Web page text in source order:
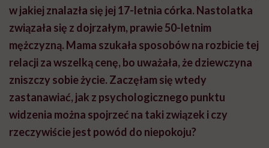
w jakiej znalazła się jej 17-letnia córka. Nastolatka
związała się z dojrzałym, prawie 50-letnim
mężczyzną. Mama szukała sposobów na rozbicie tej
relacji za wszelką cenę, bo uważała, że dziewczyna
zniszczy sobie życie. Zaczęłam się wtedy
zastanawiać, jak z psychologicznego punktu
widzenia można spojrzeć na taki związek i czy
rzeczywiście jest powód do niepokoju?